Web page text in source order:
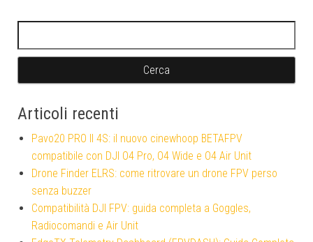
Articoli recenti
Pavo20 PRO II 4S: il nuovo cinewhoop BETAFPV
compatibile con DJI O4 Pro, O4 Wide e O4 Air Unit
Drone Finder ELRS: come ritrovare un drone FPV perso
senza buzzer
Compatibilità DJI FPV: guida completa a Goggles,
Radiocomandi e Air Unit